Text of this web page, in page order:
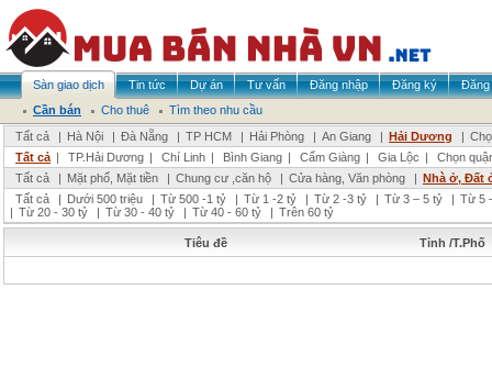
Sàn giao dịch Tin tức Dự án Tư vấn Đăng nhập Đăng ký
Đăng
Cần bán
Cho thuê
Tìm theo nhu cầu
Tất cả
| Hà Nội | Đà Nẵng | TP HCM | Hải Phòng | An Giang | Hải Dương |
Tất cả | TP.Hải Dương | Chí Linh | Bình Giang | Cẩm Giàng | Gia Lộc |
Chọn
Tất cả
| Mặt phố, Mặt tiền | Chung cư ,căn hộ | Cửa hàng, Văn phòng | Nhà ở, Đất
Tất cả
| Dưới 500 triệu | Từ 500 -1 tỷ | Từ 1 -2 tỷ | Từ 2 -3 tỷ | Từ 3 – 5 tỷ | Từ 5
| Từ 20 - 30 tỷ | Từ 30 - 40 tỷ | Từ 40 - 60 tỷ | Trên 60 tỷ
Tiêu đề Tỉnh /T.Phố